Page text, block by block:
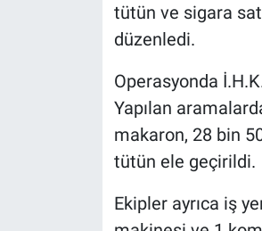
tütün ve sigara
düzenledi.
Operasyonda
Yapılan
makaron, 28 bin
tütün ele geçirildi.
Ekipler ayrıca iş